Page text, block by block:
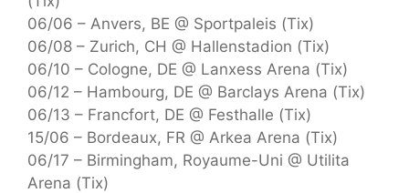
06/06 – Anvers, BE @ Sportpaleis (Tix)
06/08 – Zurich, CH @ Hallenstadion (Tix)
06/10 – Cologne, DE @ Lanxess Arena (Tix)
06/12 – Hambourg, DE @ Barclays Arena (Tix)
06/13 – Francfort, DE @ Festhalle (Tix)
15/06 – Bordeaux, FR @ Arkea Arena (Tix)
06/17 – Birmingham, Royaume-Uni @ Utilita
Arena (Tix)